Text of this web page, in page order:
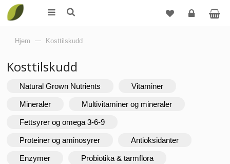
Hjem — Kosttilskudd
Kosttilskudd
Natural Grown Nutrients Vitaminer
Mineraler Multivitaminer og mineraler
Fettsyrer og omega 3-6-9
Proteiner og aminosyrer Antioksidanter
Enzymer Probiotika & tarmflora